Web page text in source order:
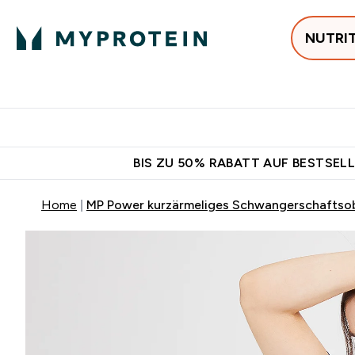
BIS ZU 50% RABATT AUF
Home MP Power kurzärmeliges